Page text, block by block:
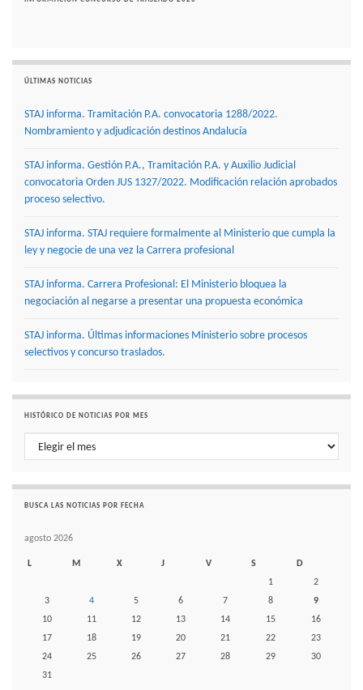
ÚLTIMAS NOTICIAS
STAJ informa. Tramitación P.A. convocatoria 1288/2022.
Nombramiento y adjudicación destinos Andalucía
STAJ informa. Gestión P.A., Tramitación P.A. y Auxilio Judicial
convocatoria Orden JUS 1327/2022. Modificación relación aprobados
proceso selectivo.
STAJ informa. STAJ requiere formalmente al Ministerio que cumpla la
ley y negocie de una vez la Carrera profesional
STAJ informa. Carrera Profesional: El Ministerio bloquea la
negociación al negarse a presentar una propuesta económica
STAJ informa. Últimas informaciones Ministerio sobre procesos
selectivos y concurso traslados.
HISTÓRICO DE NOTICIAS POR MES
Histórico de noticias por mes
BUSCA LAS NOTICIAS POR FECHA
agosto 2026
L M X J V S
D
1
2
3
4 5 6 7 8
9
10
11 12 13 14 15
16
17
18 19 20 21 22
23
24
25 26 27 28 29
30
31